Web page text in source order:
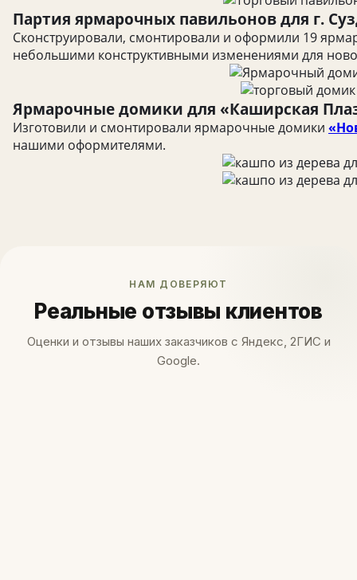
Партия ярмарочных павильонов для г.
Сконструировали, смонтировали и оформили 19
небольшими конструктивными изменениями для
Ярмарочные домики для «Каширская
Изготовили и смонтировали ярмарочные домики
нашими оформителями.
НАМ ДОВЕРЯЮТ
Реальные отзывы клиентов
Оценки и отзывы наших заказчиков с Яндекс, 2ГИС и
Google.